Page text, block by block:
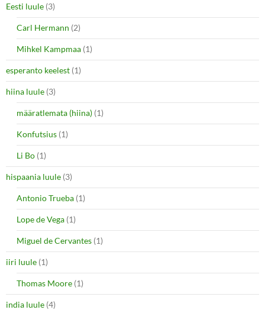
Eesti luule (3)
Carl Hermann (2)
Mihkel Kampmaa (1)
esperanto keelest (1)
hiina luule (3)
määratlemata (hiina) (1)
Konfutsius (1)
Li Bo (1)
hispaania luule (3)
Antonio Trueba (1)
Lope de Vega (1)
Miguel de Cervantes (1)
iiri luule (1)
Thomas Moore (1)
india luule (4)